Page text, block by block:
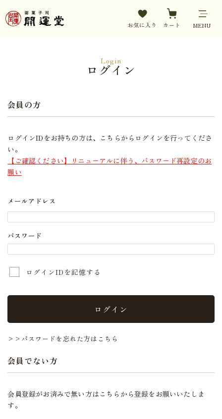
お気に入り カート MENU
Login
ログイン
会員の方
ログインIDをお持ちの方は、こちらからログインを行ってくださ
い。
【ご確認ください】リニューアルに伴う、パスワード再設定のお
願い
メールアドレス
パスワード
ログインIDを記憶する
ログイン
>>パスワードを忘れた方はこちら
会員でない方
会員登録がお済みで無い方はこちらから登録をお願いいたしま
す。